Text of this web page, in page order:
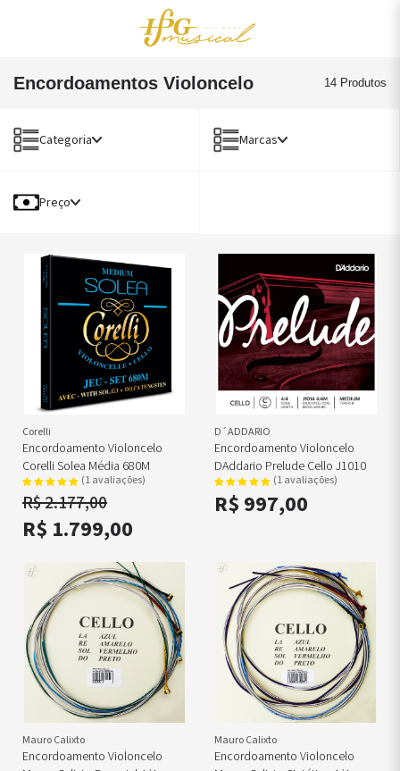
Acessórios OUTLET
Encordoamentos Violoncelo 14 Produtos
Categoria Marcas
Preço
Corelli
Encordoamento Violoncelo
Corelli Solea Média 680M
(1 avaliações)
R$ 2.177,00
R$ 1.799,00
D´ADDARIO
Encordoamento Violoncelo
DAddario Prelude Cello J1010
(1 avaliações)
R$ 997,00
Mauro Calixto
Encordoamento Violoncelo
Mauro Calixto
Encordoamento Violoncelo